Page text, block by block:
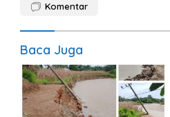
Komentar
Baca Juga